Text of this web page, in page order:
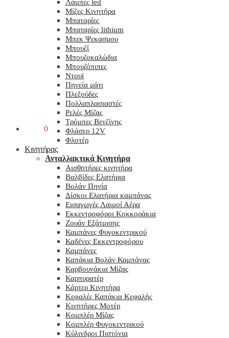
0
Λάμπες led
Μίζες Κινητήρα
Μπαταρίες
Μπαταρίες lithium
Μπεκ Ψεκασμου
Μπουζί
Μπουζοκαλώδια
Μπουζόπιπες
Ντουϊ
Πηνεία μάτι
Πλεξούδες
Πολλαπλασιαστές
Ρελές Μίζας
Τρόμπες Βενζίνης
Φλάσερ 12V
Φλοτέρ
Κινητήρας
Ανταλλακτικά Κινητήρα
Αισθητήρες κινητήρα
Βαλβίδες Ελατήρια
Βολάν Πηνία
Δίσκοι Ελατήρια καμπάνας
Εισαγωγές Λαιμοί Αέρα
Εκκεντροφόροι Κοκκοράκια
Ζουάν Εξάτμισης
Καμπάνες Φυγοκεντρικού
Καδένες Εκκεντροφόρου
Καμπάνες
Καπάκια Βολάν Καμπάνας
Καρβουνάκια Μίζας
Καρπυρατέρ
Κάρτερ Κινητήρα
Κεφαλές Καπάκια Κεφαλής
Κινητήρες Μοτέρ
Κομπλέρ Μίζας
Κομπλέρ Φυγοκεντρικού
Κύλινδροι Πιστόνια